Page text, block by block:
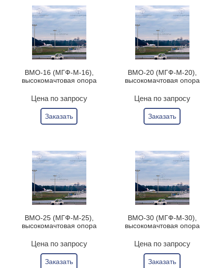
ВМО-16 (МГФ-М-16),
высокомачтовая опора
Цена по запросу
Заказать
ВМО-20 (МГФ-М-20),
высокомачтовая опора
Цена по запросу
Заказать
ВМО-25 (МГФ-М-25),
высокомачтовая опора
Цена по запросу
Заказать
ВМО-30 (МГФ-М-30),
высокомачтовая опора
Цена по запросу
Заказать